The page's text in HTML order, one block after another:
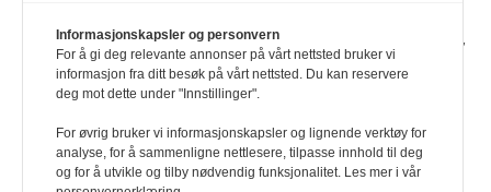
Kommunistpartiet i Vietnam har total kontroll over alle offisielle medier,
aviser, TV- og radiokanaler. For å lese denne må du ha abonnement
Logg inn her Ny abonnent? Velg Årsabonnement, Månedsabonnement
og bedrifter.
Redaksjonen
Informasjonskapsler og personvern
For å gi deg relevante annonser på vårt nettsted bruker vi
informasjon fra ditt besøk på vårt nettsted. Du kan reservere
deg mot dette under "Innstillinger".
For øvrig bruker vi informasjonskapsler og lignende verktøy for
analyse, for å sammenligne nettlesere, tilpasse innhold til deg
og for å utvikle og tilby nødvendig funksjonalitet. Les mer i vår